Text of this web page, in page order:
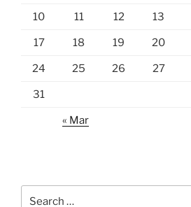
10 11 12 13
17 18 19 20
24 25 26 27
31
« Mar